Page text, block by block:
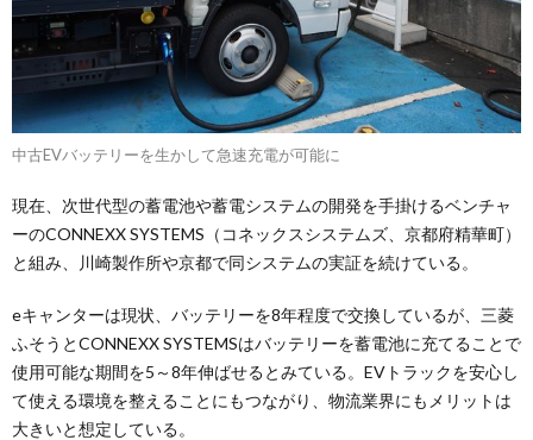
中古EVバッテリーを生かして急速充電が可能に
現在、次世代型の蓄電池や蓄電システムの開発を手掛けるベンチャ
ーのCONNEXX SYSTEMS（コネックスシステムズ、京都府精華町）
と組み、川崎製作所や京都で同システムの実証を続けている。
eキャンターは現状、バッテリーを8年程度で交換しているが、三菱
ふそうとCONNEXX SYSTEMSはバッテリーを蓄電池に充てることで
使用可能な期間を5～8年伸ばせるとみている。EVトラックを安心し
て使える環境を整えることにもつながり、物流業界にもメリットは
大きいと想定している。